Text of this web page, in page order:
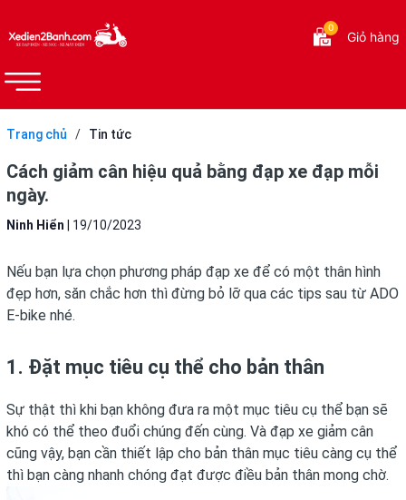
0
Giỏ hàng
Trang chủ / Tin tức
Cách giảm cân hiệu quả bằng đạp xe đạp mỗi
ngày.
Ninh Hiển 19/10/2023
Nếu bạn lựa chọn phương pháp đạp xe để có một thân hình
đẹp hơn, săn chắc hơn thì đừng bỏ lỡ qua các tips sau từ ADO
E-bike nhé.
1. Đặt mục tiêu cụ thể cho bản thân
Sự thật thì khi bạn không đưa ra một mục tiêu cụ thể bạn sẽ
khó có thể theo đuổi chúng đến cùng. Và đạp xe giảm cân
cũng vậy, bạn cần thiết lập cho bản thân mục tiêu càng cụ thể
thì bạn càng nhanh chóng đạt được điều bản thân mong chờ.